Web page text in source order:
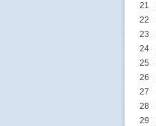
21
22
23
24
25
26
27
28
29